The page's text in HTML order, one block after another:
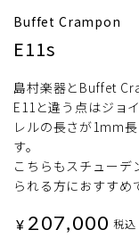
Buffet Crampon
E11s
島村楽器とBuffet
E11と違う点はジョ
レルの長さが1mm
す。
こちらもスチューデ
られる方におすすめ
¥ 207,000 税込